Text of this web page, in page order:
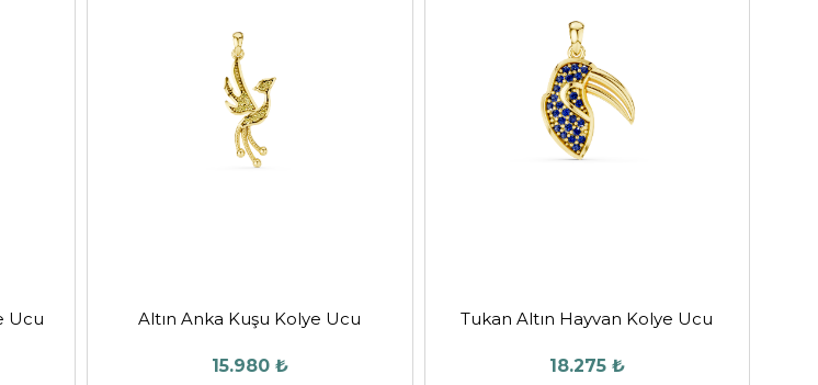
Ucu Altın Anka Kuşu Kolye Ucu
15.980 ₺
Tukan Altın Hayvan Kolye Ucu
18.275 ₺